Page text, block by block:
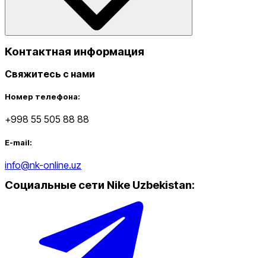
Контактная информация
Свяжитесь с нами
Номер телефона:
+998 55 505 88 88
E-mail:
info@nk-online.uz
Социальные сети Nike Uzbekistan: